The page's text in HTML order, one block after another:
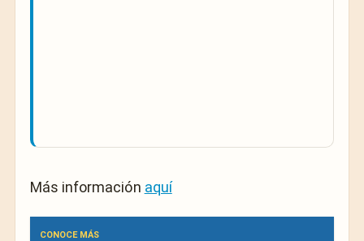
Más información aquí
CONOCE MÁS